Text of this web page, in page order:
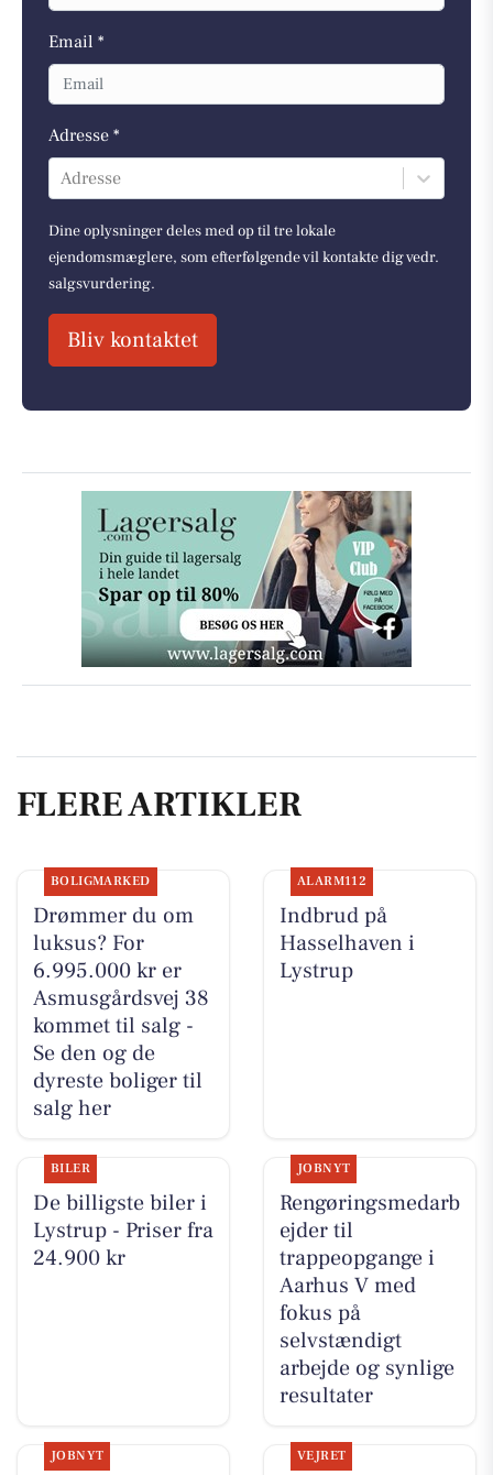
Email *
Adresse *
Adresse
Dine oplysninger deles med op til tre lokale
ejendomsmæglere, som efterfølgende vil kontakte dig vedr.
salgsvurdering.
Bliv kontaktet
FLERE ARTIKLER
BOLIGMARKED
Drømmer du om
luksus? For
6.995.000 kr er
Asmusgårdsvej 38
kommet til salg -
Se den og de
dyreste boliger til
salg her
ALARM112
Indbrud på
Hasselhaven i
Lystrup
BILER
De billigste biler i
Lystrup - Priser fra
24.900 kr
JOBNYT
Rengøringsmedarb
ejder til
trappeopgange i
Aarhus V med
fokus på
selvstændigt
arbejde og synlige
resultater
JOBNYT VEJRET